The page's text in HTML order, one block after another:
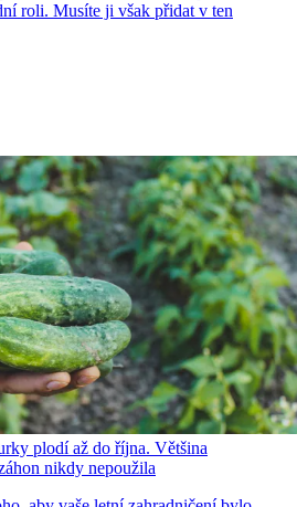
roli. Musíte ji však přidat v ten
plodí až do října. Většina
nikdy nepoužila